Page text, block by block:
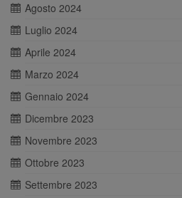
Agosto 2024
Luglio 2024
Aprile 2024
Marzo 2024
Gennaio 2024
Dicembre 2023
Novembre 2023
Ottobre 2023
Settembre 2023